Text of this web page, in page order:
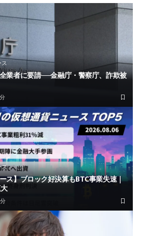
ス
業者に要請──金融庁・警察庁、詐欺被
ス
ス】ブロック好決算もBTC事業失速｜